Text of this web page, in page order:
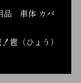
品 車体 カバ
雹（ひょう）